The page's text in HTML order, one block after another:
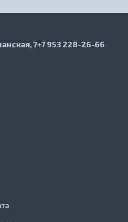
7+7 953 228-26-66